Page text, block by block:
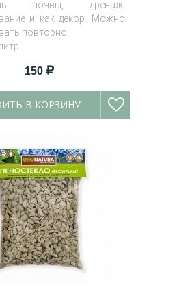
почвы, дренаж,
и как декор. Можно
повторно.
150
В КОРЗИНУ